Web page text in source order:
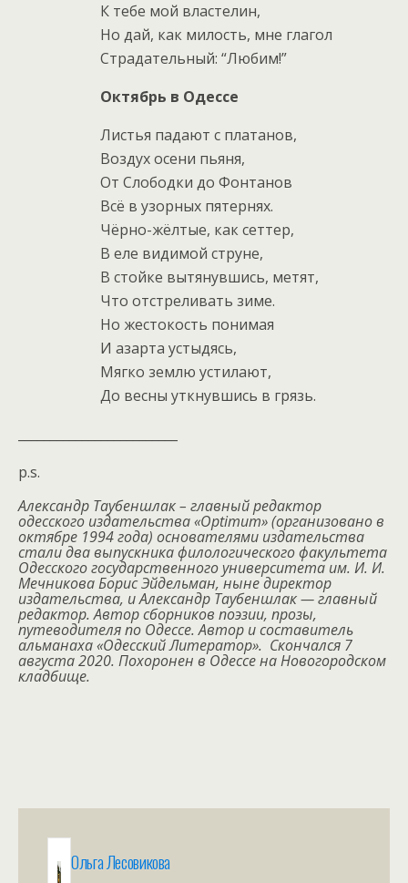
К тебе мой властелин,
Но дай, как милость, мне глагол
Страдательный: “Любим!”
Октябрь в Одессе
Листья падают с платанов,
Воздух осени пьяня,
От Слободки до Фонтанов
Всё в узорных пятернях.
Чёрно-жёлтые, как сеттер,
В еле видимой струне,
В стойке вытянувшись, метят,
Что отстреливать зиме.
Но жестокость понимая
И азарта устыдясь,
Мягко землю устилают,
До весны уткнувшись в грязь.
p.s.
Александр Таубеншлак – главный редактор
одесского издательства «Оptimum» (организовано в
октябре 1994 года) основателями издательства
стали два выпускника филологического факультета
Одесского государственного университета им. И. И.
Мечникова Борис Эйдельман, ныне директор
издательства, и Александр Таубеншлак — главный
редактор.Автор сборников поэзии, прозы,
путеводителя по Одессе. Автор и составитель
альманаха «Одесский Литератор». Скончался 7
августа 2020. Похоронен в Одессе на Новогородском
кладбище.
Ольга Лесовикова